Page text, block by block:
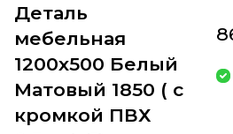
Деталь
мебельная
1200х500 Белый
Матовый 1850 ( с
кромкой ПВХ